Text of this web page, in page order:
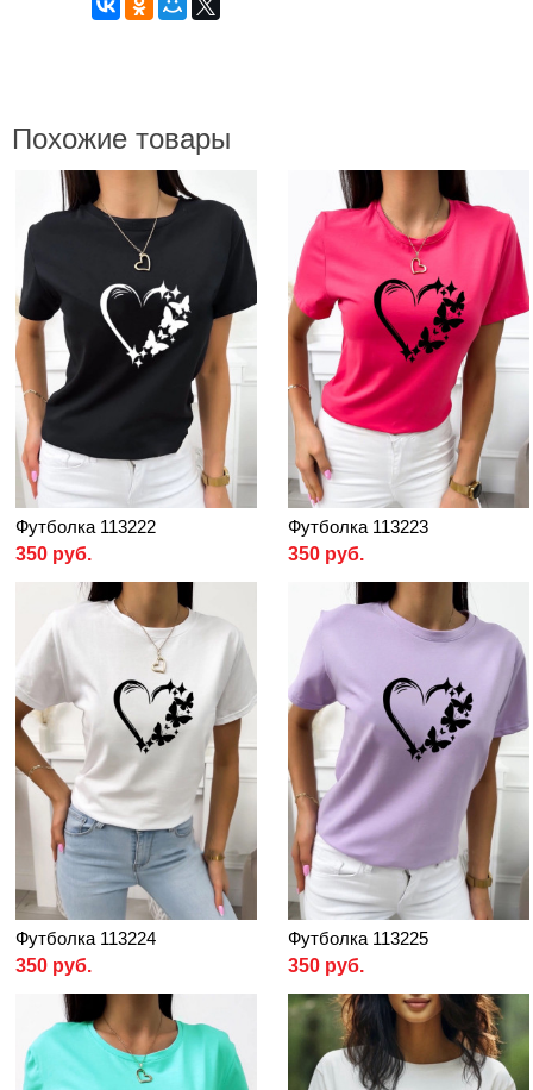
Похожие товары
Футболка 113222
350 руб.
Футболка 113223
350 руб.
Футболка 113224
350 руб.
Футболка 113225
350 руб.